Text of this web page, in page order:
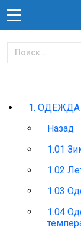
1. ОДЕЖДА
Назад
1.01
1.02
1.03
1.04